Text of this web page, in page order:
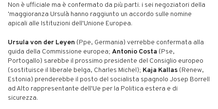
Non è ufficiale ma è confermato da più parti: i sei negoziatori della
'maggioranza Ursulà hanno raggiunto un accordo sulle nomine
apicali alle Istituzioni dell'Unione Europea.
Ursula von der Leyen (Ppe, Germania) verrebbe confermata alla
guida della Commissione europea; Antonio Costa (Pse,
Portogallo) sarebbe il prossimo presidente del Consiglio europeo
(sostituisce il liberale belga, Charles Michel); Kaja Kallas (Renew,
Estonia) prenderebbe il posto del socialista spagnolo Josep Borrell
ad Alto rappresentante dell'Ue per la Politica estera e di
sicurezza.